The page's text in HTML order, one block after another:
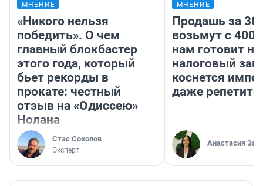
МНЕНИЕ
«Никого нельзя
победить». О чем
главный блокбастер
этого года, который
бьет рекорды в
прокате: честный
отзыв на «Одиссею»
Нолана
Стас Соколов
Эксперт
МНЕНИЕ
Продашь за
возьмут с
нам готовит
налоговый
коснется
даже
Анастасия